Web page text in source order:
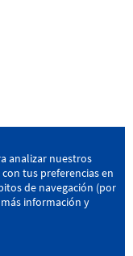
Bizkaia
analizar nuestros
tus preferencias en
de navegación (por
información y